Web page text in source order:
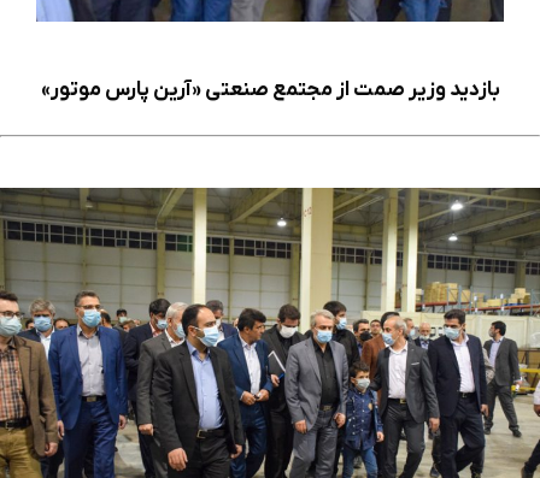
بازدید وزیر صمت از مجتمع صنعتی «آرین پارس موتور»